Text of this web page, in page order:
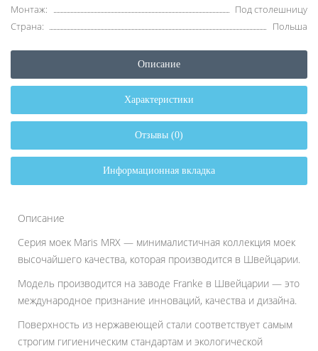
Монтаж:
Под столешницу
Страна:
Польша
Описание
Характеристики
Отзывы (0)
Информационная вкладка
Описание
Серия моек Maris MRX — минималистичная коллекция моек
высочайшего качества, которая производится в Швейцарии.
Модель производится на заводе Franke в Швейцарии — это
международное признание инноваций, качества и дизайна.
Поверхность из нержавеющей стали соответствует самым
строгим гигиеническим стандартам и экологической